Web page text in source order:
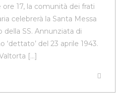
17, la comunità dei frati
celebrerà la Santa Messa
della SS. Annunziata di
‘dettato’ del 23 aprile 1943.
[…]